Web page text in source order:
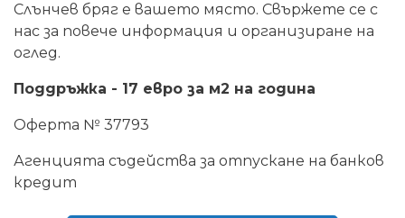
Слънчев бряг е вашето място. Свържете се с
нас за повече информация и организиране на
оглед.
Поддръжка - 17 евро за м2 на година
Оферта № 37793
Агенцията съдейства за отпускане на банков
кредит